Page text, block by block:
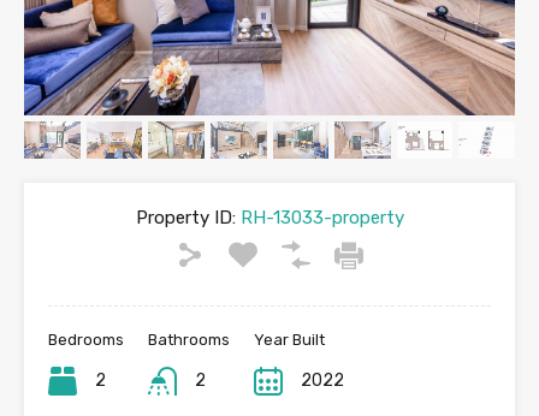
Property ID:RH-13033-property
Bedrooms
2
Bathrooms
2
Year Built
2022